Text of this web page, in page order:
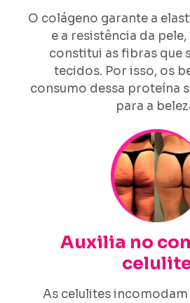
O colágeno garante a
e a resistência da pele,
constitui as fibras que
tecidos. Por isso, os
consumo dessa proteína
para a
Auxilia no
As celulites